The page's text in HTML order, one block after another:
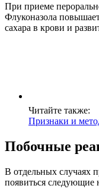
При приеме
Флуконазола
сахара в крови и
Читайте также:
Признаки и
Побочные
В отдельных случаях
появиться